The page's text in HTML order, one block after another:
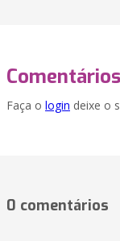
Comentários
Faça o login deixe o
0 comentários